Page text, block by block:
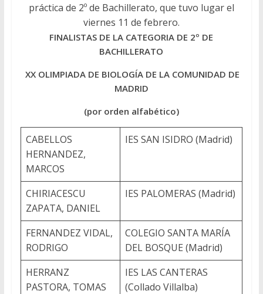
práctica de 2º de Bachillerato, que tuvo lugar el
viernes 11 de febrero.
FINALISTAS DE LA CATEGORIA DE 2º DE
BACHILLERATO
XX OLIMPIADA DE BIOLOGÍA DE LA COMUNIDAD DE
MADRID
(por orden alfabético)
CABELLOS
HERNANDEZ,
MARCOS
IES SAN ISIDRO (Madrid)
CHIRIACESCU
ZAPATA, DANIEL
IES PALOMERAS (Madrid)
FERNANDEZ VIDAL,
RODRIGO
COLEGIO SANTA MARÍA
DEL BOSQUE (Madrid)
HERRANZ
PASTORA, TOMAS
IES LAS CANTERAS
(Collado Villalba)